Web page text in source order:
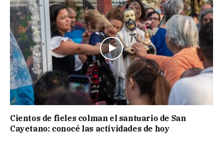
Cientos de fieles colman el santuario de San
Cayetano: conocé las actividades de hoy